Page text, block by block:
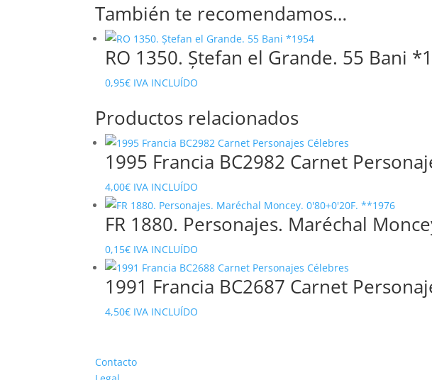
También te recomendamos…
RO 1350. Ștefan el Grande. 55 Bani
0,95€ IVA INCLUÍDO
Productos relacionados
1995 Francia BC2982 Carnet
4,00€ IVA INCLUÍDO
FR 1880. Personajes. Maréchal
0,15€ IVA INCLUÍDO
1991 Francia BC2687 Carnet
4,50€ IVA INCLUÍDO
Contacto